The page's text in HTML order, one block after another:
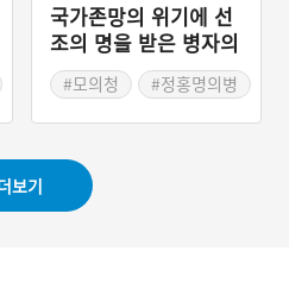
국가존망의 위기에 선
조의 명을 받은 병자의
병#모의청
#정홍명의병
#드라마 속 조선역사
#영화 속 조선역사
보기